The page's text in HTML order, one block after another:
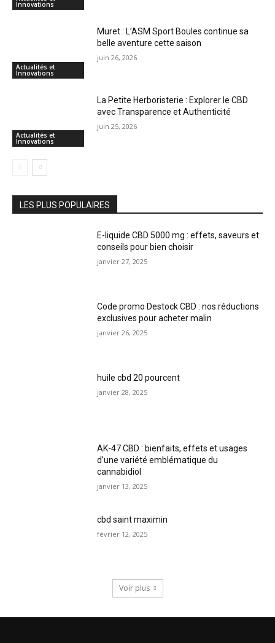
Innovations
Actualités et
Innovations
Muret : L’ASM Sport Boules continue sa
belle aventure cette saison
juin 26, 2026
Actualités et
Innovations
La Petite Herboristerie : Explorer le CBD
avec Transparence et Authenticité
juin 25, 2026
LES PLUS POPULAIRES
E-liquide CBD 5000 mg : effets, saveurs et
conseils pour bien choisir
janvier 27, 2025
Code promo Destock CBD : nos réductions
exclusives pour acheter malin
janvier 26, 2025
huile cbd 20 pourcent
janvier 28, 2025
AK-47 CBD : bienfaits, effets et usages
d’une variété emblématique du
cannabidiol
janvier 13, 2025
cbd saint maximin
février 12, 2025
Voir plus